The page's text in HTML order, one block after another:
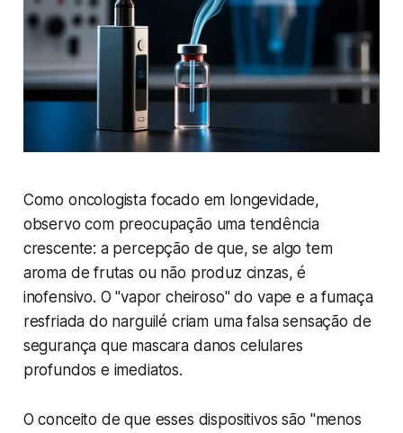
Como oncologista focado em longevidade,
observo com preocupação uma tendência
crescente: a percepção de que, se algo tem
aroma de frutas ou não produz cinzas, é
inofensivo. O "vapor cheiroso" do vape e a fumaça
resfriada do narguilé criam uma falsa sensação de
segurança que mascara danos celulares
profundos e imediatos.
O conceito de que esses dispositivos são "menos